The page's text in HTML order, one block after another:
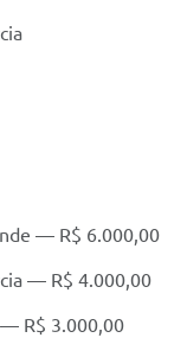
— R$ 6.000,00
— R$ 4.000,00
R$ 3.000,00